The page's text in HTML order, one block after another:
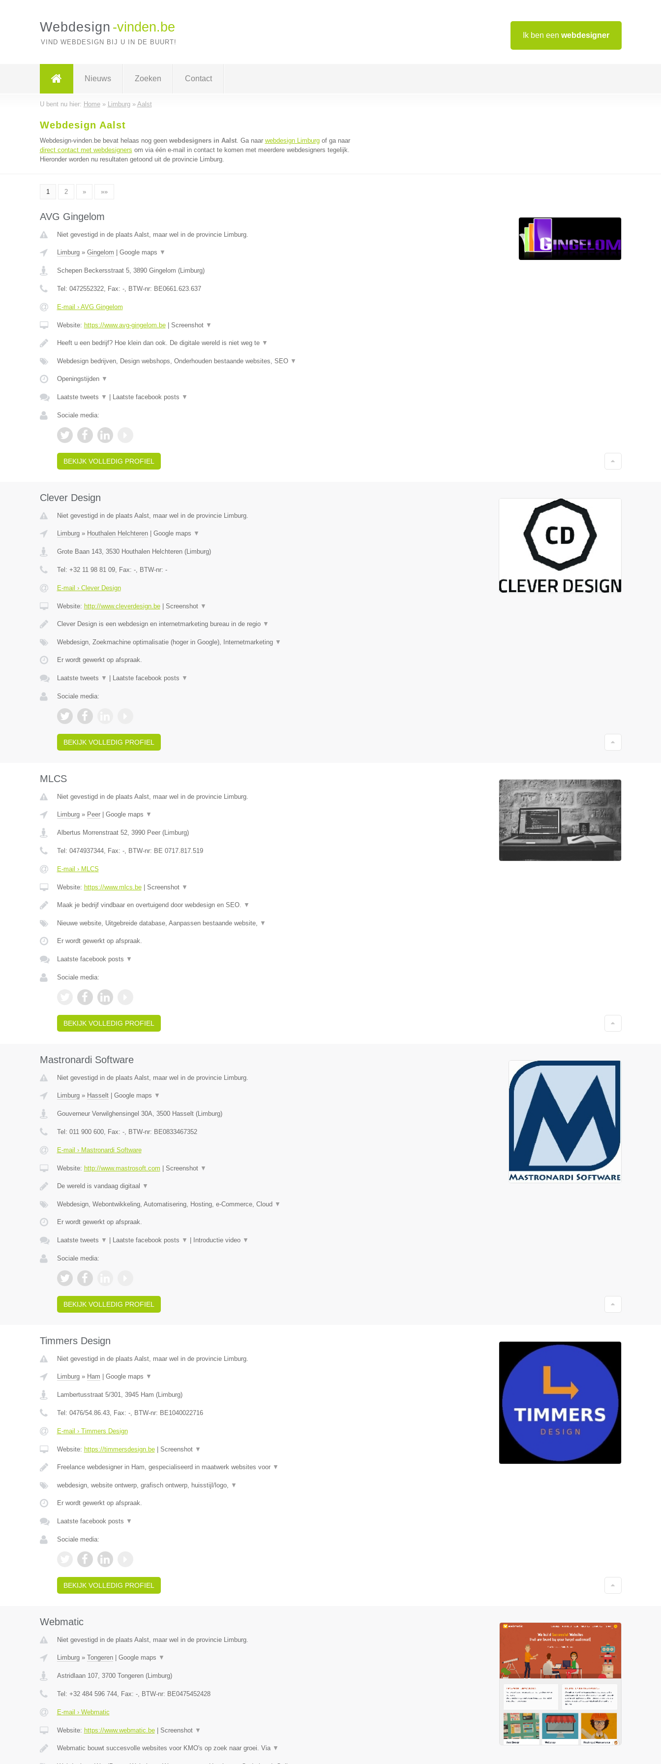
Ik ben een webdesigner
Webdesign -vinden.be
VIND WEBDESIGN BIJ U IN DE BUURT!
Nieuws Zoeken Contact
U bent nu hier: Home» Limburg» Aalst
Webdesign Aalst
Webdesign-vinden.be bevat helaas nog geen webdesigners in Aalst. Ga naar webdesign Limburgof ga naar
direct contact met webdesigners om via één e-mail in contact te komen met meerdere webdesigners tegelijk.
Hieronder worden nu resultaten getoond uit de provincie Limburg.
1 2 » »»
AVG Gingelom
Niet gevestigd in de plaats Aalst, maar wel in de provincie Limburg.
Limburg» Gingelom Google maps ▼
Schepen Beckersstraat 5, 3890 Gingelom (Limburg)
Tel: 0472552322, Fax: -, BTW-nr: BE0661.623.637
E-mail › AVG Gingelom
Website: https://www.avg-gingelom.be| Screenshot ▼
Heeft u een bedrijf? Hoe klein dan ook. De digitale wereld is niet weg te ▼
Webdesign bedrijven, Design webshops, Onderhouden bestaande websites, SEO ▼
Openingstijden ▼
Laatste tweets ▼ Laatste facebook posts ▼
Sociale media:
BEKIJK VOLLEDIG PROFIEL
Clever Design
Niet gevestigd in de plaats Aalst, maar wel in de provincie Limburg.
Limburg» Houthalen Helchteren| Google maps ▼
Grote Baan 143, 3530 Houthalen Helchteren(Limburg)
Tel: +32 11 98 81 09, Fax: -, BTW-nr: -
E-mail › Clever Design
Website: http://www.cleverdesign.be| Screenshot ▼
Clever Design is een webdesign en internetmarketing bureau in de regio ▼
Webdesign, Zoekmachine optimalisatie (hoger in Google), Internetmarketing ▼
Er wordt gewerkt op afspraak.
Laatste tweets ▼ Laatste facebook posts ▼
Sociale media:
BEKIJK VOLLEDIG PROFIEL
MLCS
Niet gevestigd in de plaats Aalst, maar wel in de provincie Limburg.
Limburg» Peer| Google maps ▼
Albertus Morrenstraat 52, 3990 Peer(Limburg)
Tel: 0474937344, Fax: -, BTW-nr: BE 0717.817.519
E-mail › MLCS
Website: https://www.mlcs.be| Screenshot ▼
Maak je bedrijf vindbaar en overtuigend door webdesign en SEO. ▼
Nieuwe website, Uitgebreide database, Aanpassen bestaande website, ▼
Er wordt gewerkt op afspraak.
Laatste facebook posts ▼
Sociale media:
BEKIJK VOLLEDIG PROFIEL
Mastronardi Software
Niet gevestigd in de plaats Aalst, maar wel in de provincie Limburg.
Limburg» Hasselt| Google maps ▼
Gouverneur Verwilghensingel 30A, 3500 Hasselt(Limburg)
Tel: 011 900 600, Fax: -, BTW-nr: BE0833467352
E-mail › Mastronardi Software
Website: http://www.mastrosoft.com Screenshot ▼
De wereld is vandaag digitaal ▼
Webdesign, Webontwikkeling, Automatisering, Hosting, e-Commerce, Cloud ▼
Er wordt gewerkt op afspraak.
Laatste tweets ▼ Laatste facebook posts ▼ Introductie video ▼
Sociale media:
BEKIJK VOLLEDIG PROFIEL
Timmers Design
Niet gevestigd in de plaats Aalst, maar wel in de provincie Limburg.
Limburg» Ham Google maps ▼
Lambertusstraat 5/301, 3945 Ham (Limburg)
Tel: 0476/54.86.43, Fax: -, BTW-nr: BE1040022716
E-mail › Timmers Design
Website: https://timmersdesign.be| Screenshot ▼
Freelance webdesigner in Ham, gespecialiseerd in maatwerk websites voor ▼
webdesign, website ontwerp, grafisch ontwerp, huisstijl/logo, ▼
Er wordt gewerkt op afspraak.
Laatste facebook posts ▼
Sociale media:
BEKIJK VOLLEDIG PROFIEL
Webmatic
Niet gevestigd in de plaats Aalst, maar wel in de provincie Limburg.
Limburg» Tongeren| Google maps ▼
Astridlaan 107, 3700 Tongeren(Limburg)
Tel: +32 484 596 744, Fax: -, BTW-nr: BE0475452428
E-mail › Webmatic
Website: https://www.webmatic.be| Screenshot ▼
Webmatic bouwt succesvolle websites voor KMO's op zoek naar groei. Via ▼